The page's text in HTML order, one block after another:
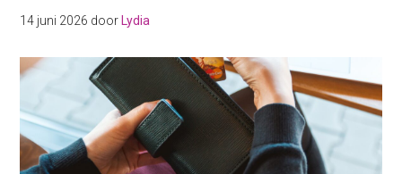
14 juni 2026 door Lydia